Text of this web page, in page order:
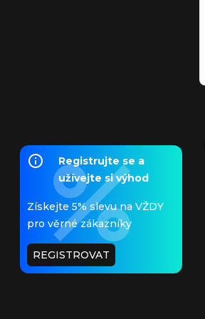
Registrujte se a
užívejte si výhod
Získejte 5% slevu na VŽDY
pro věrné zákazníky
REGISTROVAT